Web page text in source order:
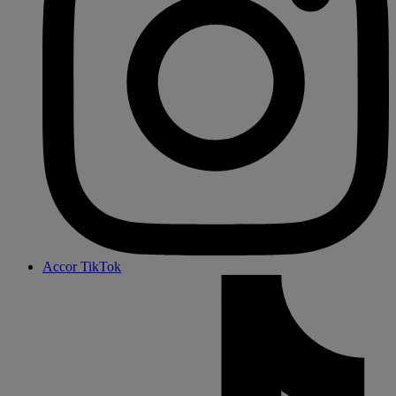
Accor TikTok